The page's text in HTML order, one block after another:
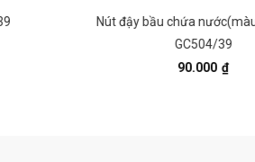
Nút đậy bầu chứa nước(màu hồng) ++